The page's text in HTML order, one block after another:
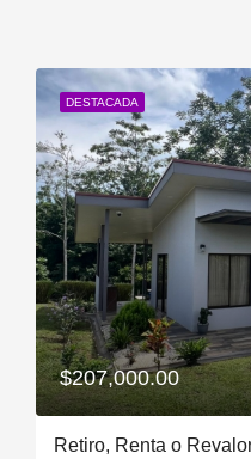
DESTACADA
$207,000.00